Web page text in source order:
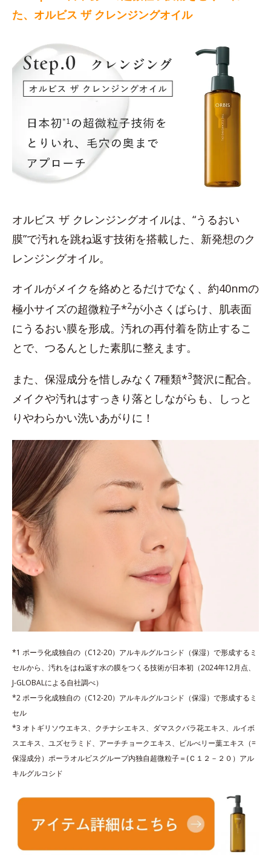
た、オルビス ザ クレンジングオイル
オルビス ザ クレンジングオイルは、“うるおい
膜”で汚れを跳ね返す技術を搭載した、新発想のク
レンジングオイル。
オイルがメイクを絡めとるだけでなく、約40nmの
極小サイズの超微粒子*2が小さくばらけ、肌表面
にうるおい膜を形成。汚れの再付着を防止するこ
とで、つるんとした素肌に整えます。
また、保湿成分を惜しみなく7種類*3贅沢に配合。
メイクや汚れはすっきり落としながらも、しっと
りやわらかい洗いあがりに！
*1 ポーラ化成独自の（C12-20）アルキルグルコシド（保湿）で形成するミ
セルから、汚れをはね返す水の膜をつくる技術が日本初（2024年12月点、
J-GLOBALによる自社調べ）
*2 ポーラ化成独自の（C12-20）アルキルグルコシド（保湿）で形成するミ
セル
*3 オトギリソウエキス、クチナシエキス、ダマスクバラ花エキス、ルイボ
スエキス、ユズセラミド、アーチチョークエキス、ビルべリー葉エキス（=
保湿成分）ポーラオルビスグループ内独自超微粒子＝(Ｃ１２－２０）アル
キルグルコシド